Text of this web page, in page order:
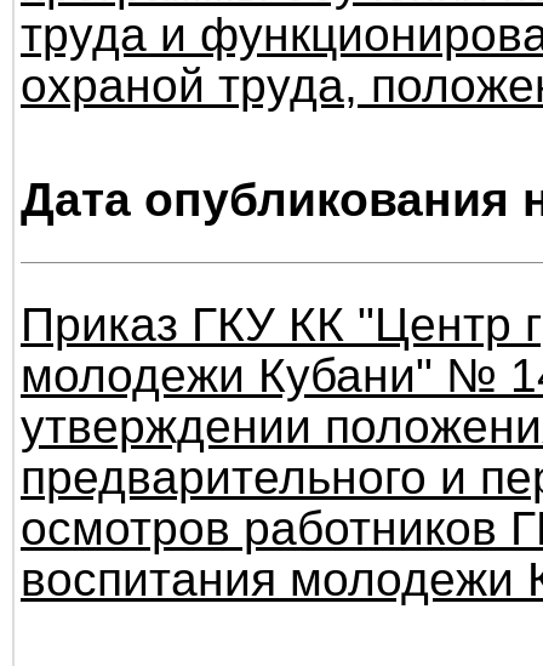
труда и
охраной труда,
Дата опубликования
Приказ ГКУ КК "Центр
молодежи Кубани" №
утверждении
предварительного и
осмотров работников
воспитания молодежи